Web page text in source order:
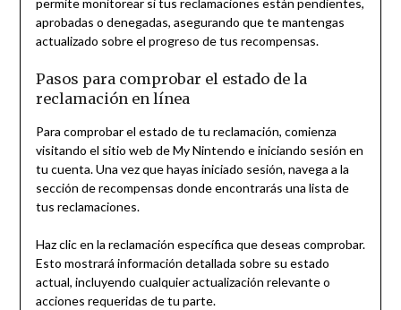
permite monitorear si tus reclamaciones están pendientes,
aprobadas o denegadas, asegurando que te mantengas
actualizado sobre el progreso de tus recompensas.
Pasos para comprobar el estado de la
reclamación en línea
Para comprobar el estado de tu reclamación, comienza
visitando el sitio web de My Nintendo e iniciando sesión en
tu cuenta. Una vez que hayas iniciado sesión, navega a la
sección de recompensas donde encontrarás una lista de
tus reclamaciones.
Haz clic en la reclamación específica que deseas comprobar.
Esto mostrará información detallada sobre su estado
actual, incluyendo cualquier actualización relevante o
acciones requeridas de tu parte.